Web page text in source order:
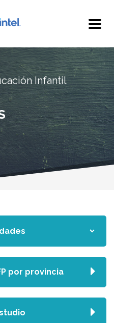
Infantil
por provincia